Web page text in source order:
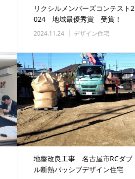
リクシルメンバーズコンテスト2
024 地域最優秀賞 受賞！
2024.11.24 デザイン住宅
地盤改良工事 名古屋市RCダブ
ル断熱パッシブデザイン住宅